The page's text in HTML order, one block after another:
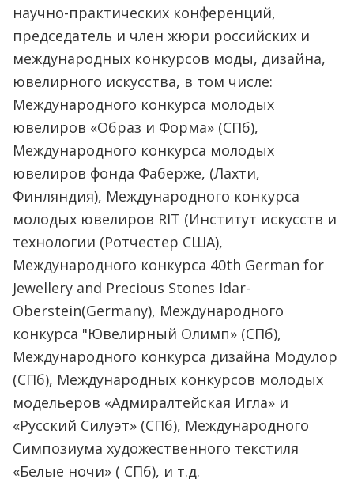
научно-практических конференций,
председатель и член жюри российских и
международных конкурсов моды, дизайна,
ювелирного искусства, в том числе:
Международного конкурса молодых
ювелиров «Образ и Форма» (СПб),
Международного конкурса молодых
ювелиров фонда Фаберже, (Лахти,
Финляндия), Международного конкурса
молодых ювелиров RIT (Институт искусств и
технологии (Ротчестер США),
Международного конкурса 40th German for
Jewellery and Precious Stones Idar-
Oberstein(Germany), Международного
конкурса "Ювелирный Олимп» (СПб),
Международного конкурса дизайна Модулор
(СПб), Международных конкурсов молодых
модельеров «Адмиралтейская Игла» и
«Русский Силуэт» (СПб), Международного
Симпозиума художественного текстиля
«Белые ночи» ( СПб), и т.д.